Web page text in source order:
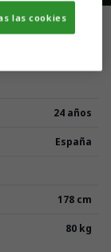
24 años
España
178 cm
80 kg
las cookies